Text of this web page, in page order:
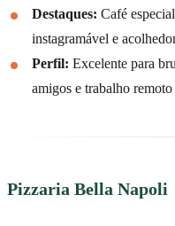
Destaques: Café
instagramável e
Perfil: Excelente para
amigos e trabalho remoto
Pizzaria Bella Napoli